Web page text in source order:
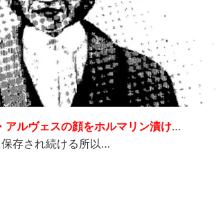
アルヴェスの顔をホルマリン漬け…
存され続ける所以…